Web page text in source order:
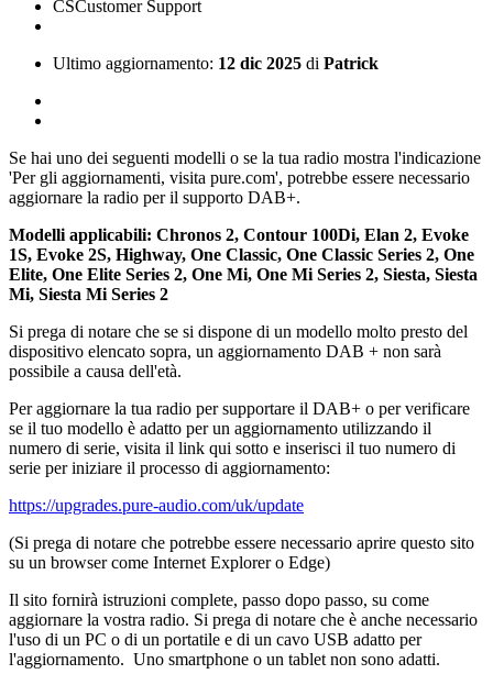
CSCustomer Support
Ultimo aggiornamento: 12 dic 2025 di Patrick
Se hai uno dei seguenti modelli o se la tua radio mostra l'indicazione
'Per gli aggiornamenti, visita pure.com', potrebbe essere necessario
aggiornare la radio per il supporto DAB+.
Modelli applicabili: Chronos 2, Contour 100Di, Elan 2, Evoke
1S, Evoke 2S, Highway, One Classic, One Classic Series 2, One
Elite, One Elite Series 2, One Mi, One Mi Series 2, Siesta, Siesta
Mi, Siesta Mi Series 2
Si prega di notare che se si dispone di un modello molto presto del
dispositivo elencato sopra, un aggiornamento DAB + non sarà
possibile a causa dell'età.
Per aggiornare la tua radio per supportare il DAB+ o per verificare
se il tuo modello è adatto per un aggiornamento utilizzando il
numero di serie, visita il link qui sotto e inserisci il tuo numero di
serie per iniziare il processo di aggiornamento:
https://upgrades.pure-audio.com/uk/update
(Si prega di notare che potrebbe essere necessario aprire questo sito
su un browser come Internet Explorer o Edge)
Il sito fornirà istruzioni complete, passo dopo passo, su come
aggiornare la vostra radio. Si prega di notare che è anche necessario
l'uso di un PC o di un portatile e di un cavo USB adatto per
l'aggiornamento. Uno smartphone o un tablet non sono adatti.